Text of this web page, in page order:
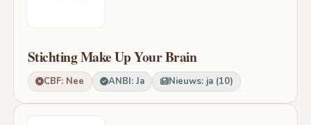
Stichting Make Up Your Brain
CBF: Nee ANBI: Ja Nieuws: ja (10)